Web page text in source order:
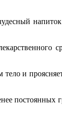
и
постоянных